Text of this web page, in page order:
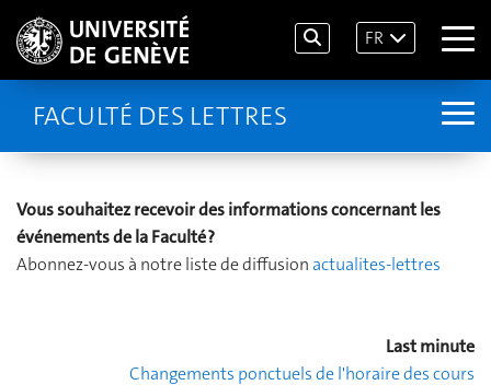
FR
FACULTÉ DES LETTRES
Vous souhaitez recevoir des informations concernant les
événements de la Faculté ?
Abonnez-vous à notre liste de diffusion actualites-lettres
Last minute
Changements ponctuels de l'horaire des cours